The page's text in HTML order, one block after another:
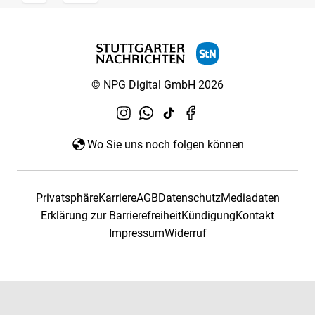
© NPG Digital GmbH 2026
Wo Sie uns noch folgen können
PrivatsphäreKarriereAGBDatenschutzMediadaten
Erklärung zur BarrierefreiheitKündigungKontakt
ImpressumWiderruf